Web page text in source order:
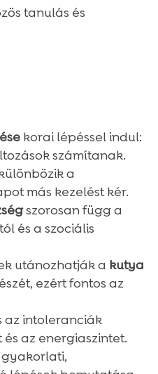
tanulás és
korai lépéssel indul:
számítanak.
a
más kezelést kér.
szorosan függ a
és a szociális
utánozhatják a kutya
ezért fontos az
az intoleranciák
az energiaszintet.